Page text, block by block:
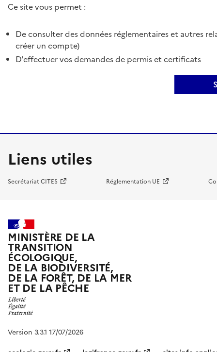
Ce site vous permet :
De consulter des données réglementaires et autres
créer un compte)
D'effectuer vos demandes de permis et certificats
Liens utiles
Secrétariat CITES Réglementation UE
MINISTÈRE DE LA
TRANSITION
ÉCOLOGIQUE,
DE LA BIODIVERSITÉ,
DE LA FORÊT, DE LA MER
ET DE LA PÊCHE
Version 3.3.1 17/07/2026